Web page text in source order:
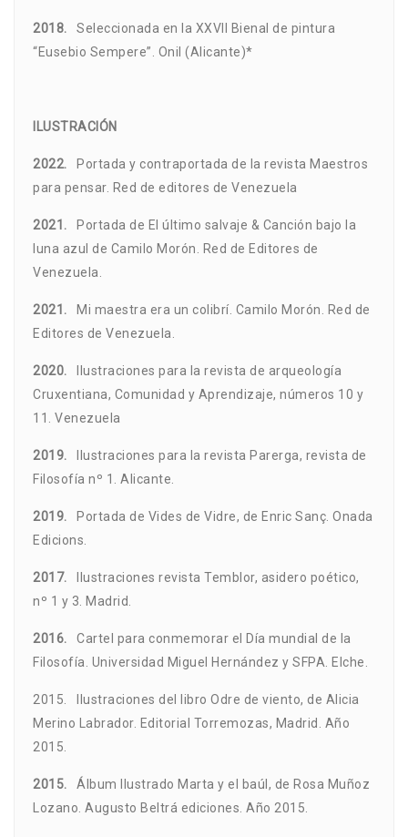
2018. Seleccionada en la XXVII Bienal de pintura
“Eusebio Sempere”. Onil (Alicante)*
ILUSTRACIÓN
2022.
Portada y contraportada de la revista Maestros
para pensar. Red de editores de Venezuela
2021. Portada de El último salvaje & Canción bajo la
luna azul de Camilo Morón. Red de Editores de
Venezuela.
2021.
Mi maestra era un colibrí. Camilo Morón. Red de
Editores de Venezuela.
2020.
Ilustraciones para la revista de arqueología
Cruxentiana, Comunidad y Aprendizaje, números 10 y
11. Venezuela
2019.
Ilustraciones para la revista Parerga, revista de
Filosofía nº 1. Alicante.
2019.
Portada de Vides de Vidre, de Enric Sanç. Onada
Edicions.
2017. Ilustraciones revista Temblor, asidero poético,
nº 1 y 3. Madrid.
2016. Cartel para conmemorar el Día mundial de la
Filosofía. Universidad Miguel Hernández y SFPA. Elche.
2015. Ilustraciones del libro Odre de viento, de Alicia
Merino Labrador. Editorial Torremozas, Madrid. Año
2015.
2015. Álbum Ilustrado Marta y el baúl, de Rosa Muñoz
Lozano. Augusto Beltrá ediciones. Año 2015.